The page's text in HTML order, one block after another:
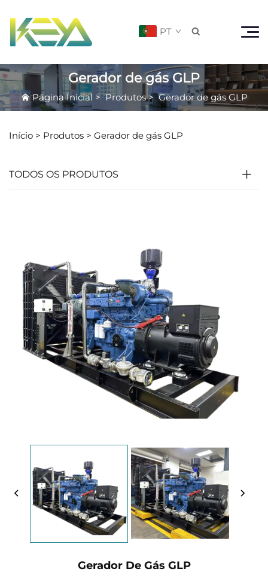
PT 
Gerador de gás GLP
Página Inicial >Produtos>Gerador de gás GLP
Início > Produtos > Gerador de gás GLP
TODOS OS PRODUTOS
Gerador De Gás GLP